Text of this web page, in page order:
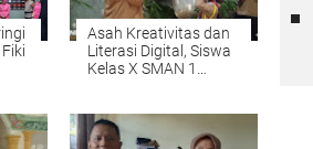
Asah Kreativitas dan
Literasi Digital, Siswa
Kelas X SMAN 1
Dipublikasikan di
Medsos